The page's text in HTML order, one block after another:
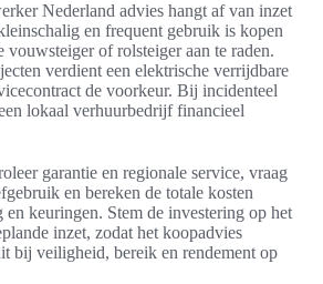
Nederland advies hangt af van inzet
en frequent gebruik is kopen
vouwsteiger of rolsteiger aan te raden.
verdient een elektrische verrijdbare
de voorkeur. Bij incidenteel
lokaal verhuurbedrijf financieel
garantie en regionale service, vraag
en bereken de totale kosten
keuringen. Stem de investering op het
inzet, zodat het koopadvies
bij veiligheid, bereik en rendement op